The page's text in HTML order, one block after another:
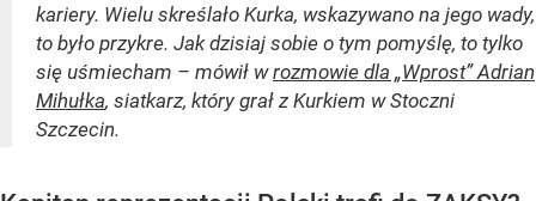
kariery. Wielu skreślało Kurka, wskazywano na jego wady,
to było przykre. Jak dzisiaj sobie o tym pomyślę, to tylko
się uśmiecham – mówił wrozmowie dla „Wprost” Adrian
Mihułka, siatkarz, który grał z Kurkiem w Stoczni
Szczecin.